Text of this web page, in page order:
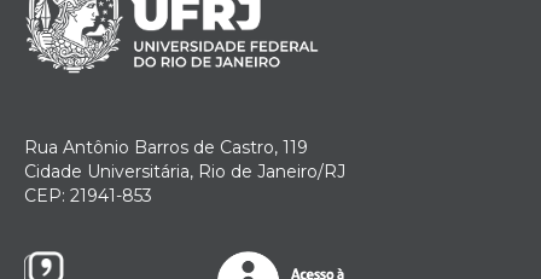
Rua Antônio Barros de Castro, 119
Cidade Universitária, Rio de Janeiro/RJ
CEP: 21941-853